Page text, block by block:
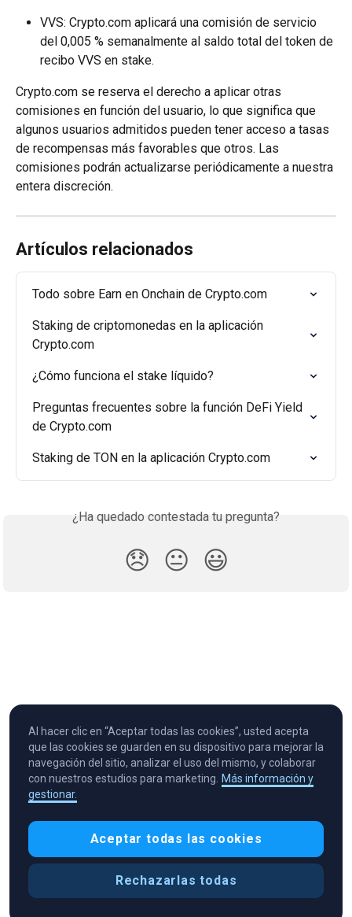
VVS: Crypto.com aplicará una comisión de servicio
del 0,005 % semanalmente al saldo total del token de
recibo VVS en stake.
Crypto.com se reserva el derecho a aplicar otras
comisiones en función del usuario, lo que significa que
algunos usuarios admitidos pueden tener acceso a tasas
de recompensas más favorables que otros. Las
comisiones podrán actualizarse periódicamente a nuestra
entera discreción.
Artículos relacionados
Todo sobre Earn en Onchain de Crypto.com
Staking de criptomonedas en la aplicación
Crypto.com
¿Cómo funciona el stake líquido?
Preguntas frecuentes sobre la función DeFi Yield
de Crypto.com
Staking de TON en la aplicación Crypto.com
¿Ha quedado contestada tu pregunta?
😞 😐 😃
Cryptocurrency in Every Wallet™
Al hacer clic en “Aceptar todas las cookies”, usted acepta
que las cookies se guarden en su dispositivo para mejorar la
navegación del sitio, analizar el uso del mismo, y colaborar
con nuestros estudios para marketing. Más información y
gestionar.
Aceptar todas las cookies
Rechazarlas todas